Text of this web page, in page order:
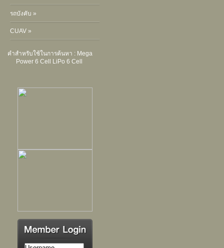
รถบังคับ »
CUAV »
คำสำหรับใช้ในการค้นหา : Mega
Power 6 Cell
LiPo 6 Cell